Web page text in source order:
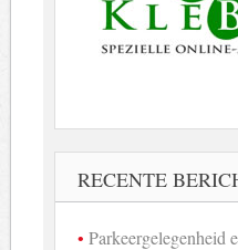
RECENTE
Parkeergelegenheid